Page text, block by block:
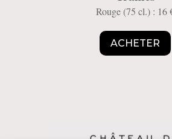
Rouge (75 cl.) : 16
ACHETER